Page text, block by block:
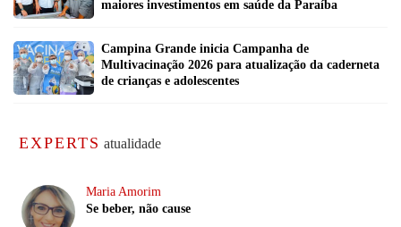
maiores investimentos em saúde da Paraíba
Campina Grande inicia Campanha de
Multivacinação 2026 para atualização da caderneta
de crianças e adolescentes
EXPERTS atualidade
Maria Amorim
Se beber, não cause